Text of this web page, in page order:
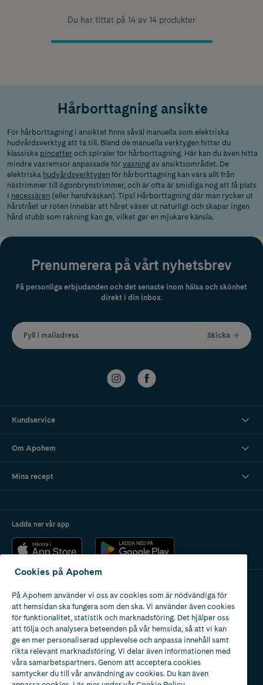
Du har tittat på 14 av 14 produkter
Hårborttagning ansikte
För hårborttagning i ansiktet finns såväl manuella som elektriska
hudvårdsverktyg att ta till. Bland de manuella verktygen hittar du
klassiska pincetter och spiraler för hårborttagning. Här kan du även hitta
mindre vaxremsor anpassade för vaxning av ansiktsområdet. De
elektriska hudvårdsverktygen för hårborttagning kan vara allt från
nästrimmer till ögonbrynstrimmer, och är ofta är smidiga nog att få plats
i necessären (eller handväskan). Tips! Hårborttagning där man rycker ut
hårstrået ur roten innebär att håret växer ut naturligt och skapar ingen
hård stubb som rakning kan ge, vilket ger en mjukare känsla.
Prenumerera på vårt nyhetsbrev
Få personliga erbjudanden och det senaste inom hälsa och skönhet
direkt i din inbox.
Fyll i mailadress Skicka
Kundservice
Om Apohem
Mina recept
Ladda ner vår app
Apotek med tillstånd
av Läkemedelsverket
Cookies på Apohem
På Apohem använder vi oss av cookies som är nödvändiga för
att hemsidan ska fungera som den ska. Vi använder även cookies
för funktionalitet, statistik och marknadsföring. Det hjälper oss
att följa och analysera beteenden på vår hemsida, så att vi kan
ge en mer personaliserad upplevelse och anpassa innehåll samt
rikta relevant marknadsföring. Vi delar även informationen med
våra samarbetspartners. Genom att acceptera cookies
samtycker du till vår användning av cookies. Du kan även